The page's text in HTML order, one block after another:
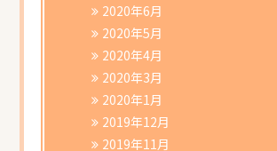
2020年6月
2020年5月
2020年4月
2020年3月
2020年1月
2019年12月
2019年11月